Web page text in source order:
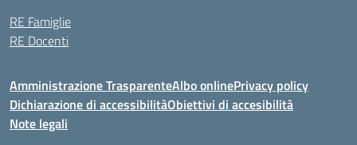
RE Famiglie
RE Docenti
Amministrazione TrasparenteAlbo onlinePrivacy policy
Dichiarazione di accessibilitàObiettivi di accesibilità
Note legali